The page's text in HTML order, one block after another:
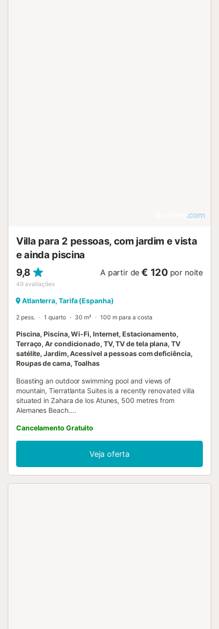
Villa para 2 pessoas, com jardim e vista
e ainda piscina
9,8
49 avaliações
A partir de € 120 por noite
Atlanterra, Tarifa (Espanha)
2 pess. 1 quarto 30 m² 100 m para a costa
Piscina, Piscina, Wi-Fi, Internet, Estacionamento,
Terraço, Ar condicionado, TV, TV de tela plana, TV
satélite, Jardim, Acessível a pessoas com deficiência,
Roupas de cama, Toalhas
Boasting an outdoor swimming pool and views of
mountain, Tierratlanta Suites is a recently renovated villa
situated in Zahara de los Atunes, 500 metres from
Alemanes Beach....
Cancelamento Gratuito
Veja oferta